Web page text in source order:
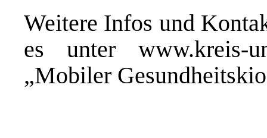
Weitere Infos und
es unter www.kreis-
„Mobiler